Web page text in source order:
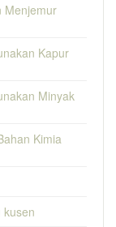
Menjemur
Kapur
Minyak
Kimia